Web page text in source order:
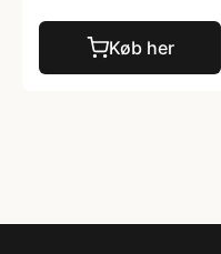
Køb her